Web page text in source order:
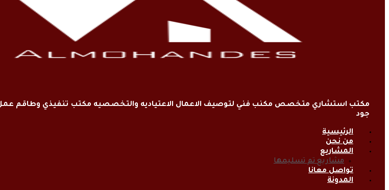
مكتب استشاري متخصص مكنب فني لتوصيف الاعمال الاعتياديه والتخصصيه مكتب تنفيذي وطاقم
جود
الرئيسية
من نحن
المشاريع
مشاريع تم تسليمها
تواصل معانا
المدونة